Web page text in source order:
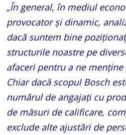
„În general, în mediul
provocator și dinamic,
dacă suntem bine
structurile noastre pe
afaceri pentru a ne
Chiar dacă scopul Bosch
numărul de angajați cu
de măsuri de calificare,
exclude alte ajustări de